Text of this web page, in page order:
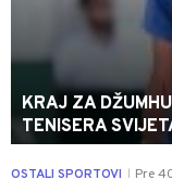
KRAJ ZA
TENISERA
OSTALI SPORTOVI Pre